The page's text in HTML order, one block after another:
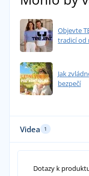
Objevte
tradicí od
Jak
bezpečí
Videa 1
Dotazy k